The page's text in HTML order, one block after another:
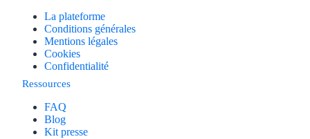
La plateforme
Conditions générales
Mentions légales
Cookies
Confidentialité
Ressources
FAQ
Blog
Kit presse